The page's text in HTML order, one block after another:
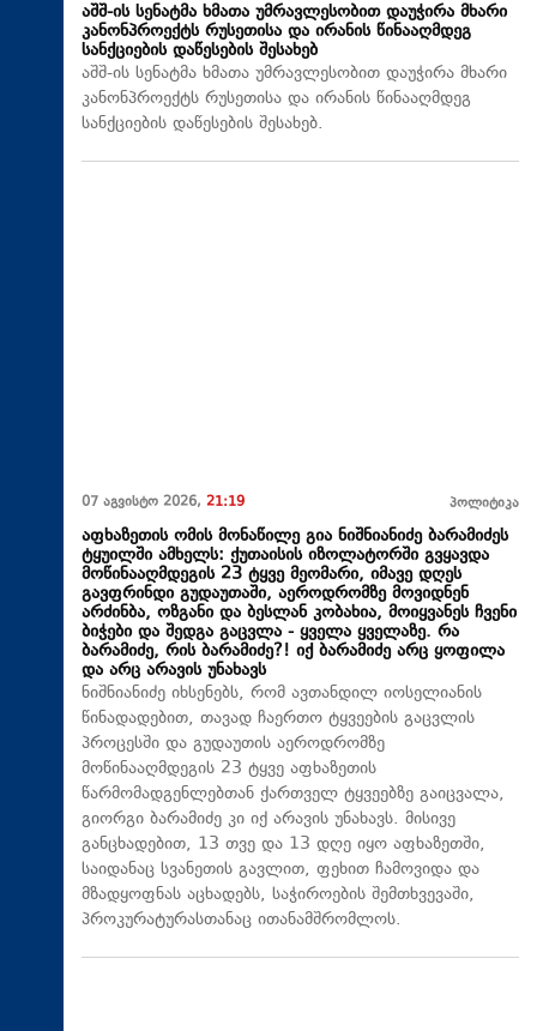
აშშ-ის სენატმა ხმათა უმრავლესობით დაუჭირა მხარი
კანონპროექტს რუსეთისა და ირანის წინააღმდეგ
სანქციების დაწესების შესახებ
აშშ-ის სენატმა ხმათა უმრავლესობით დაუჭირა მხარი
კანონპროექტს რუსეთისა და ირანის წინააღმდეგ
სანქციების დაწესების შესახებ.
07 აგვისტო 2026, 21:19 პოლიტიკა
აფხაზეთის ომის მონაწილე გია ნიშნიანიძე ბარამიძეს
ტყუილში ამხელს: ქუთაისის იზოლატორში გვყავდა
მოწინააღმდეგის 23 ტყვე მეომარი, იმავე დღეს
გავფრინდი გუდაუთაში, აეროდრომზე მოვიდნენ
არძინბა, ოზგანი და ბესლან კობახია, მოიყვანეს ჩვენი
ბიჭები და შედგა გაცვლა - ყველა ყველაზე. რა
ბარამიძე, რის ბარამიძე?! იქ ბარამიძე არც ყოფილა
და არც არავის უნახავს
ნიშნიანიძე იხსენებს, რომ ავთანდილ იოსელიანის
წინადადებით, თავად ჩაერთო ტყვეების გაცვლის
პროცესში და გუდაუთის აეროდრომზე
მოწინააღმდეგის 23 ტყვე აფხაზეთის
წარმომადგენლებთან ქართველ ტყვეებზე გაიცვალა,
გიორგი ბარამიძე კი იქ არავის უნახავს. მისივე
განცხადებით, 13 თვე და 13 დღე იყო აფხაზეთში,
საიდანაც სვანეთის გავლით, ფეხით ჩამოვიდა და
მზადყოფნას აცხადებს, საჭიროების შემთხვევაში,
პროკურატურასთანაც ითანამშრომლოს.